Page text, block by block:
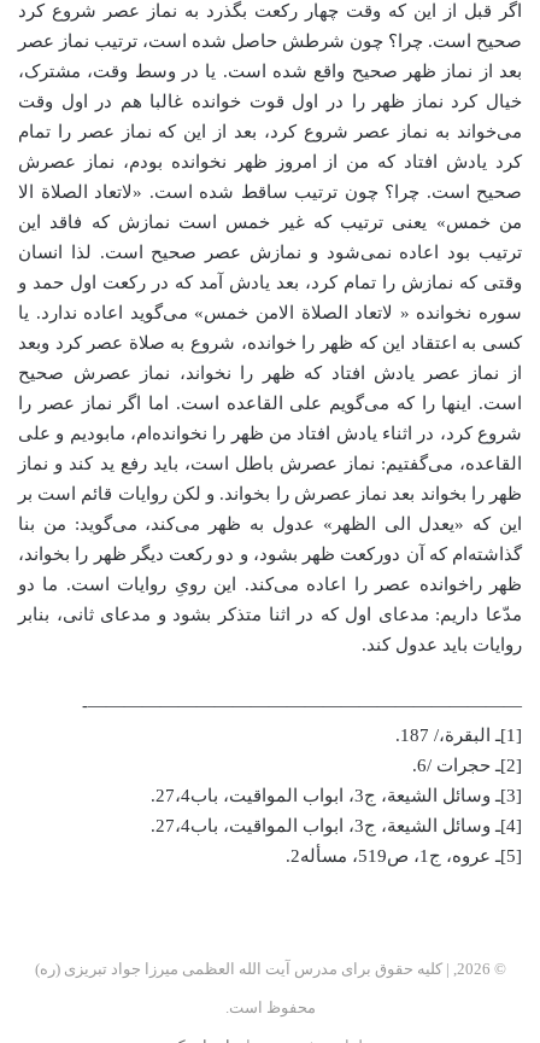
اگر قبل از این که وقت چهار رکعت بگذرد به نماز عصر شروع کرد
صحیح است. چرا؟ چون شرطش حاصل شده است، ترتیب نماز عصر
بعد از نماز ظهر صحیح واقع شده است. یا در وسط وقت، مشترک،
خیال کرد نماز ظهر را در اول قوت خوانده غالبا هم در اول وقت
می‌خواند به نماز عصر شروع کرد، بعد از این که نماز عصر را تمام
کرد یادش افتاد که من از امروز ظهر نخوانده بودم، نماز عصرش
صحیح است. چرا؟ چون ترتیب ساقط شده است. «لاتعاد الصلاة الا
من خمس» یعنی ترتیب که غیر خمس است نمازش که فاقد این
ترتیب بود اعاده نمی‌شود و نمازش عصر صحیح است. لذا انسان
وقتی که نمازش را تمام کرد، بعد یادش آمد که در رکعت اول حمد و
سوره نخوانده « لاتعاد الصلاة الامن خمس» می‌گوید اعاده ندارد. یا
کسی به اعتقاد این که ظهر را خوانده، شروع به صلاة عصر کرد وبعد
از نماز عصر یادش افتاد که ظهر را نخواند، نماز عصرش صحیح
است. اینها را که می‌گویم علی القاعده است. اما اگر نماز عصر را
شروع کرد، در اثناء یادش افتاد من ظهر را نخوانده‌ام، مابودیم و علی
القاعده، می‌گفتیم: نماز عصرش باطل است، باید رفع ید کند و نماز
ظهر را بخواند بعد نماز عصرش را بخواند. و لکن روایات قائم است بر
این که «یعدل الی الظهر» عدول به ظهر می‌کند، می‌گوید: من بنا
گذاشته‌ام که آن دورکعت ظهر بشود، و دو رکعت دیگر ظهر را بخواند،
ظهر راخوانده عصر را اعاده می‌کند. این رویِ روایات است. ما دو
مدّعا داریم: مدعای اول که در اثنا متذکر بشود و مدعای ثانی، بنابر
روایات باید عدول کند.
————————————————————————-
[1]ـ البقرة،/ 187.
[2]ـ حجرات /6.
[3]ـ وسائل الشیعة، ج3، ابواب المواقیت، باب27،4.
[4]ـ وسائل الشیعة، ج3، ابواب المواقیت، باب27،4.
[5]ـ عروه، ج1، ص519، مسأله2.
© 2026, | کلیه حقوق برای مدرس آیت الله العظمی میرزا جواد تبریزی (ره)
محفوظ است.